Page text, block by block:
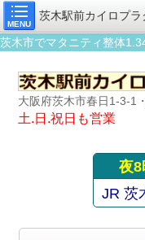
MENU
茨木駅前カイロプ
茨木市でマタニティ整体
大阪府茨木市春日1-3-1
土.日.祝日も営業
夜8
JR 茨